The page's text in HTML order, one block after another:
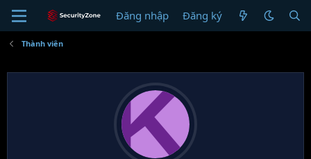
Đăng nhập Đăng ký
Thành viên